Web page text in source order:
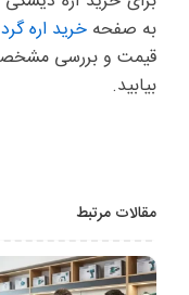
به صفحهخرید اره
قیمت و بررسی
بیابید.
مقالات مرتبط